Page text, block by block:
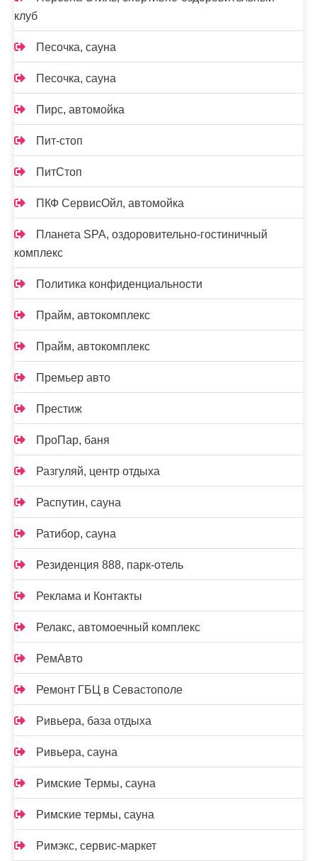
клуб
Песочка, сауна
Песочка, сауна
Пирс, автомойка
Пит-стоп
ПитСтоп
ПКФ СервисОйл, автомойка
Планета SPA, оздоровительно-гостиничный
комплекс
Политика конфиденциальности
Прайм, автокомплекс
Прайм, автокомплекс
Премьер авто
Престиж
ПроПар, баня
Разгуляй, центр отдыха
Распутин, сауна
Ратибор, сауна
Резиденция 888, парк-отель
Реклама и Контакты
Релакс, автомоечный комплекс
РемАвто
Ремонт ГБЦ в Севастополе
Ривьера, база отдыха
Ривьера, сауна
Римские Термы, сауна
Римские термы, сауна
Римэкс, сервис-маркет